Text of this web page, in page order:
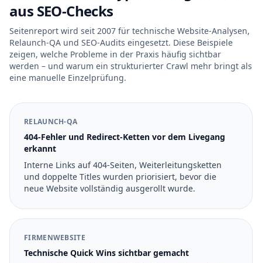
aus SEO-Checks
Seitenreport wird seit 2007 für technische Website-Analysen,
Relaunch-QA und SEO-Audits eingesetzt. Diese Beispiele
zeigen, welche Probleme in der Praxis häufig sichtbar
werden – und warum ein strukturierter Crawl mehr bringt als
eine manuelle Einzelprüfung.
RELAUNCH-QA
404-Fehler und Redirect-Ketten vor dem Livegang
erkannt
Interne Links auf 404-Seiten, Weiterleitungsketten
und doppelte Titles wurden priorisiert, bevor die
neue Website vollständig ausgerollt wurde.
FIRMENWEBSITE
Technische Quick Wins sichtbar gemacht